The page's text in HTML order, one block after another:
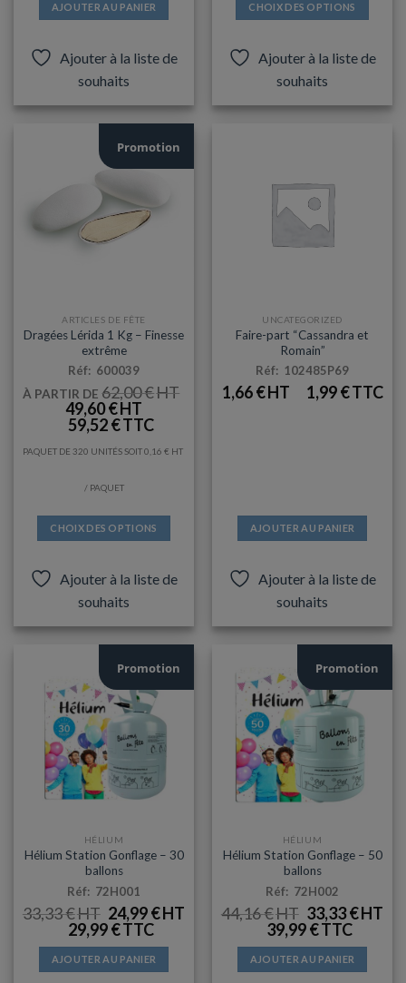
AJOUTER AU PANIER
Ajouter à la liste de
souhaits
CHOIX DES OPTIONS
a
plusieurs
variations.
être
choisies
sur
Ajouter à la liste de
souhaits
Promotion
ARTICLES DE FÊTE
Dragées Lérida 1 Kg – Finesse
extrême
Réf: 600039
À PARTIR DE62,00€
LE
PRIX
INITIAL
62,00 €.
49,60€
PRIX
ACTUEL
49,60 €.
59,52€
PAQUET DE 320 UNITÉS SOIT0,16 €
/ PAQUET
CHOIX DES OPTIONS
a
plusieurs
variations.
Les
options
peuvent
être
choisies
sur
la
page
du
Ajouter à la liste de
souhaits
UNCATEGORIZED
Faire-part “Cassandra et
Romain”
Réf: 102485P69
1,66€ 1,99€
AJOUTER AU PANIER
Ajouter à la liste de
souhaits
Promotion
HÉLIUM
Hélium Station Gonflage – 30
ballons
Réf: 72H001
33,33€
LE
PRIX
INITIAL
ÉTAIT :
33,33 €.
24,99€
29,99€
AJOUTER AU PANIER
Promotion
HÉLIUM
Hélium Station Gonflage – 50
ballons
Réf: 72H002
44,16€
LE
PRIX
INITIAL
ÉTAIT :
44,16 €.
33,33€
39,99€
AJOUTER AU PANIER